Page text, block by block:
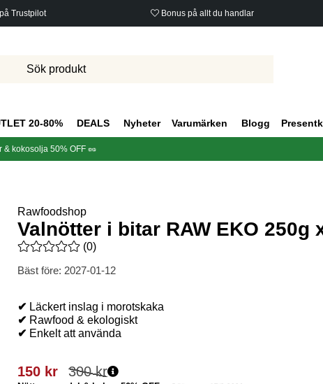
Trustpilot Bonus på allt du handlar
20-80% DEALS Nyheter Varumärken Blogg
& kokosolja 50% OFF 🥜
Rawfoodshop
Valnötter i bitar RAW EKO 250g
Medelbetyg 0 av 5 Antal betyg 0
(0)
Bäst före: 2027-01-12
✔ Läckert inslag i morotskaka
✔ Rawfood & ekologiskt
✔ Enkelt att använda
300kr
150 kr